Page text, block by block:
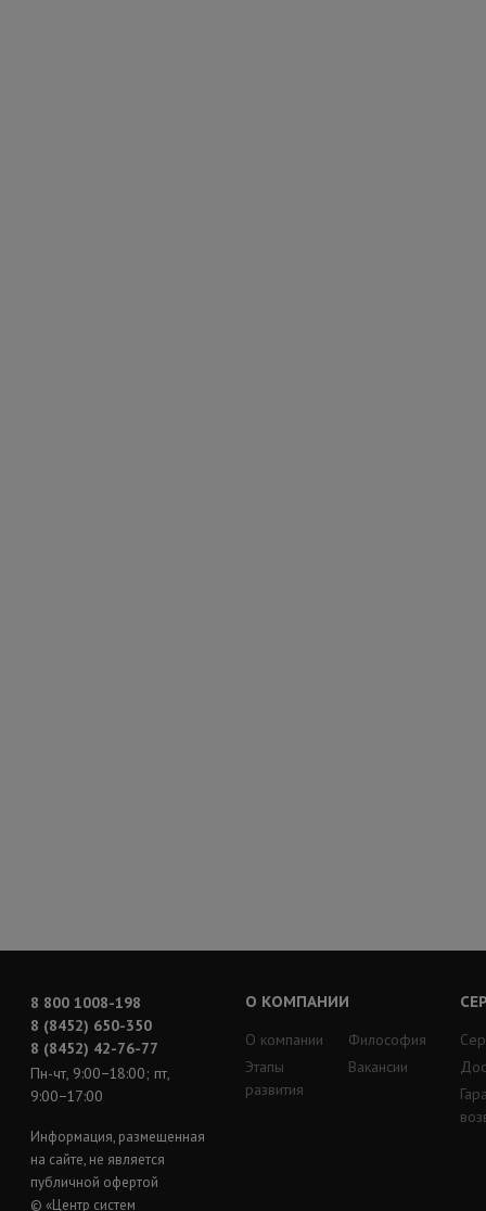
8 800 1008-198
8 (8452) 650-350
8 (8452) 42-76-77
Пн-чт, 9:00−18:00; пт,
9:00−17:00
Информация, размещенная
на сайте, не является
публичной офертой
© «Центр систем
О КОМПАНИИ
О компании
Этапы
развития
Философия
Вакансии